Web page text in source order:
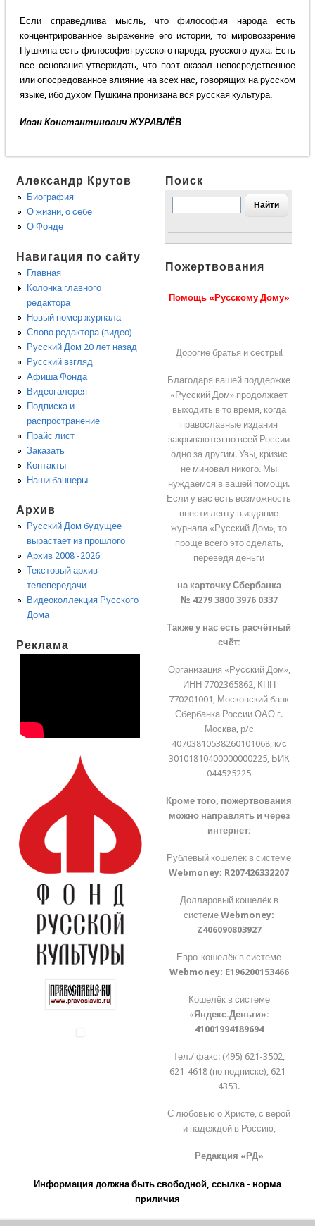
Если справедлива мысль, что философия народа есть
концентрированное выражение его истории, то мировоззрение
Пушкина есть философия русского народа, русского духа. Есть
все основания утверждать, что поэт оказал непосредственное
или опосредованное влияние на всех нас, говорящих на русском
языке, ибо духом Пушкина пронизана вся русская культура.
Иван Константинович ЖУРАВЛЁВ
Александр Крутов
Биография
О жизни, о себе
О Фонде
Навигация по сайту
Главная
Колонка главного
редактора
Новый номер журнала
Слово редактора (видео)
Русский Дом 20 лет назад
Русский взгляд
Афиша Фонда
Видеогалерея
Подписка и
распространение
Прайс лист
Заказать
Контакты
Наши баннеры
Архив
Русский Дом будущее
вырастает из прошлого
Архив 2008 -2026
Текстовый архив
телепередачи
Видеоколлекция Русского
Дома
Реклама
Поиск
Пожертвования
Помощь «Русскому Дому»
Дорогие братья и сестры!
Благодаря вашей поддержке
«Русский Дом» продолжает
выходить в то время, когда
православные издания
закрываются по всей России
одно за другим. Увы, кризис
не миновал никого. Мы
нуждаемся в вашей помощи.
Если у вас есть возможность
внести лепту в издание
журнала «Русский Дом», то
проще всего это сделать,
переведя деньги
на карточку Сбербанка
№ 4279 3800 3976 0337
Также у нас есть расчётный
счёт:
Организация «Русский Дом»,
ИНН 7702365862, КПП
770201001, Московский банк
Сбербанка России ОАО г.
Москва, р/с
40703810538260101068, к/с
30101810400000000225, БИК
044525225
Кроме того, пожертвования
можно направлять и через
интернет:
Рублёвый кошелёк в системе
Webmoney: R207426332207
Долларовый кошелёк в
системеWebmoney:
Z406090803927
Евро-кошелёк в системе
Webmoney: E196200153466
Кошелёк в системе
«Яндекс.Деньги»:
41001994189694
Тел./ факс: (495) 621-3502,
621-4618 (по подписке), 621-
4353.
С любовью о Христе, с верой
и надеждой в Россию,
Редакция «РД»
Информация должна быть свободной, ссылка - норма
приличия